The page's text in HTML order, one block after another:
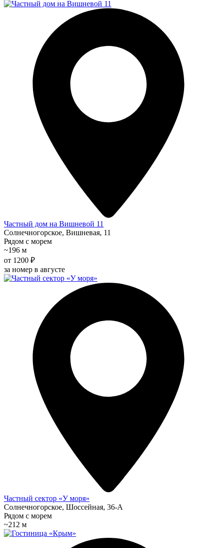
Частный дом на Вишневой 11
Солнечногорское, Вишневая, 11
Рядом с морем
~196 м
от 1200 ₽
за номер в августе
Частный сектор «У моря»
Солнечногорское, Шоссейная, 36-А
Рядом с морем
~212 м